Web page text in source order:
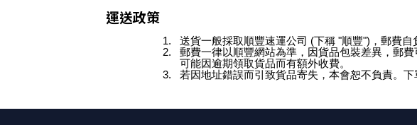
運送政策
送貨一般採取順豐速運公司 (下稱 "順豐")，郵費自
郵費一律以順豐網站為準，因貨品包裝差異，郵
可能因逾期領取貨品而有額外收費。
若因地址錯誤而引致貨品寄失，本會恕不負責。下